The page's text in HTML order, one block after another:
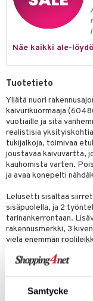
Samtycke
Näe kaikki ale-
Tuotetieto
Yllätä nuori
kaivurikuormaaja
vuotiaille ja sitä
realistisia
tukijalkoja, toimivaa
joustavaa kaivuvartta,
kauhomista varten.
ja avaa konepelti
Lelusetti sisältää
sisäpuolella, ja 2
tarinankerrontaan.
rakennusmerkki, 3
vielä enemmän
Käytä LEGO Builder -
erikseen) saadaksesi
Prinsessat
Dollhouse
Friends
Barn
Love
Laiva
Pitkätossu
& Palikat
Prinsessat
Kitty
lelut
palaa
oheistarvikkeet
ja käsipyyhkeet
& vastauksia